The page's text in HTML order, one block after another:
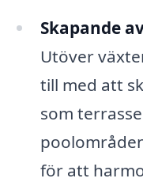
Skapande
Utöver
till med att
som
för att